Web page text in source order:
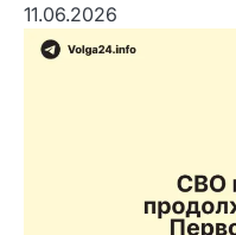
11.06.2026